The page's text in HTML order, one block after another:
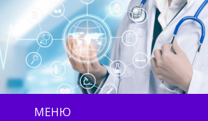
МЕНЮ